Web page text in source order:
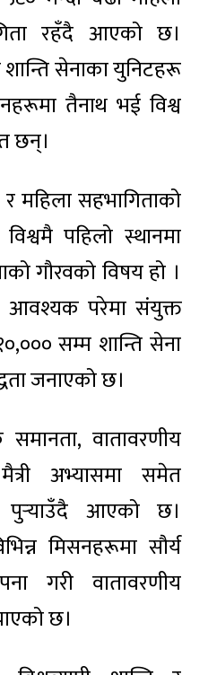
रहँदै आएको छ।
सेनाका युनिटहरू
तैनाथ भई विश्व
छन्।
महिला सहभागिताको
पहिलो स्थानमा
गौरवको विषय हो ।
आवश्यक परेमा संयुक्त
सम्म शान्ति सेना
जनाएको छ।
वातावरणीय
अभ्यासमा समेत
पुर्‍याउँदै आएको छ।
मिसनहरूमा सौर्य
गरी वातावरणीय
छ।